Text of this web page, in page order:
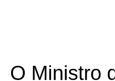
O Ministro